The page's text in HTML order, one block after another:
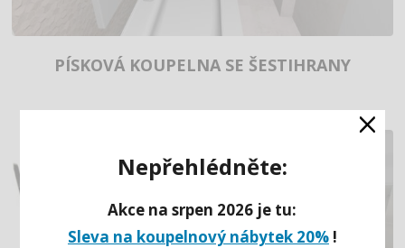
PÍSKOVÁ KOUPELNA SE ŠESTIHRANY
Nepřehlédněte:
Akce na srpen 2026 je tu:
Sleva na koupelnový nábytek 20%!
×